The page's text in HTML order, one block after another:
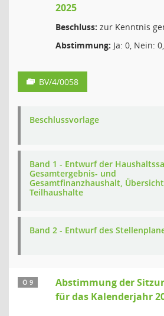
2025
Beschluss: zur Kenntnis
Abstimmung: Ja: 0, Nein:
BV/4/0058
Beschlussvorlage
Band 1 - Entwurf der
Gesamtergebnis- und
Gesamtfinanzhaushalt, Übersicht
Teilhaushalte
Band 2 - Entwurf des
Ö 9
Abstimmung der
für das Kalenderjahr